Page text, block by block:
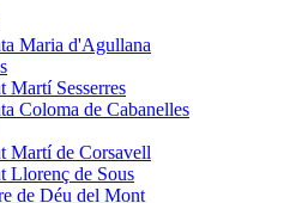
Maria d'Agullana
Martí Sesserres
Coloma de Cabanelles
Martí de Corsavell
Llorenç de Sous
de Déu del Mont